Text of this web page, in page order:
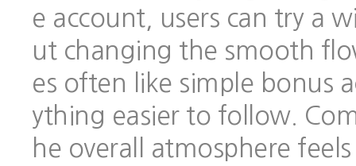
e account, users can try a
ut changing the smooth
es often like simple bonus
ything easier to follow.
he overall atmosphere